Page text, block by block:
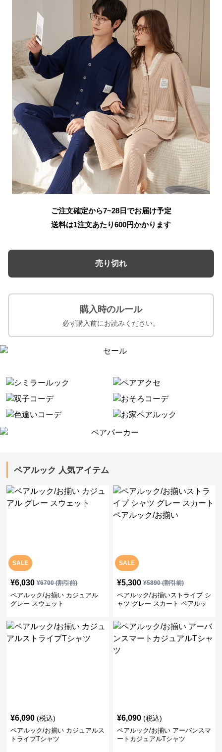
ご注文確定から7~28日でお届け予定
送料は1注文あたり600円かかります
売り切れ
購入時のルール
必ず購入前にお読みください。
ペアルック 人気アイテム
SALE
¥6,030 ¥6700(割引前)
ペアルック/お揃い カジュアル
グレー スウェット
SALE
¥5,300 ¥5890(割引前)
ペアルック/お揃いストライプ シ
ャツ グレー スカート ペアルッ
¥6,090 (税込)
ペアルック/お揃い カジュアルス
トライプTシャツ
¥6,090 (税込)
ペアルック/お揃い アーバンスマ
ートカジュアルTシャツ